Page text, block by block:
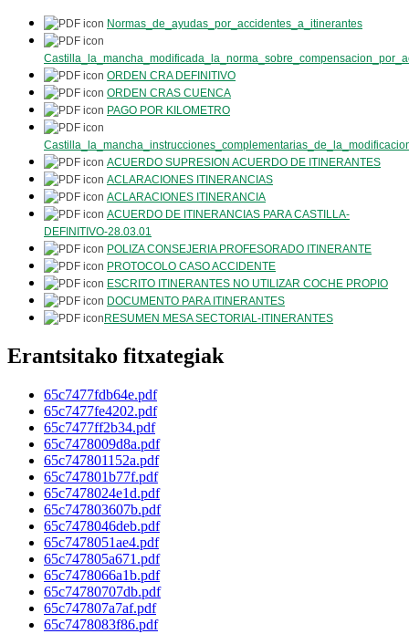
Normas_de_ayudas_por_accidentes_a_itinerantes
ORDEN CRA DEFINITIVO
ORDEN CRAS CUENCA
PAGO POR KILOMETRO
ACUERDO SUPRESION ACUERDO DE ITINERANTES
ACLARACIONES ITINERANCIAS
ACLARACIONES ITINERANCIA
ACUERDO DE ITINERANCIAS ​ PARA CASTILLA-
DEFINITIVO-28.03.01
POLIZA CONSEJERIA PROFESORADO ITINERANTE
PROTOCOLO CASO ACCIDENTE
ESCRITO ITINERANTES NO UTILIZAR COCHE PROPIO
DOCUMENTO PARA ITINERANTES
RESUMEN MESA SECTORIAL-ITINERANTES
Erantsitako fitxategiak
65c7477fdb64e.pdf
65c7477fe4202.pdf
65c7477ff2b34.pdf
65c7478009d8a.pdf
65c747801152a.pdf
65c747801b77f.pdf
65c7478024e1d.pdf
65c747803607b.pdf
65c7478046deb.pdf
65c7478051ae4.pdf
65c747805a671.pdf
65c7478066a1b.pdf
65c74780707db.pdf
65c747807a7af.pdf
65c7478083f86.pdf